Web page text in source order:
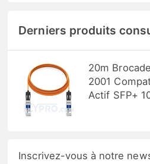
Derniers produits
20m
2001
Actif SFP+
Inscrivez-vous à notre